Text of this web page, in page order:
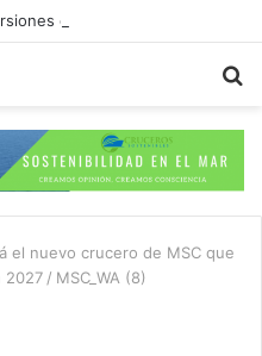
el nuevo crucero de MSC que
2027 / MSC_WA (8)